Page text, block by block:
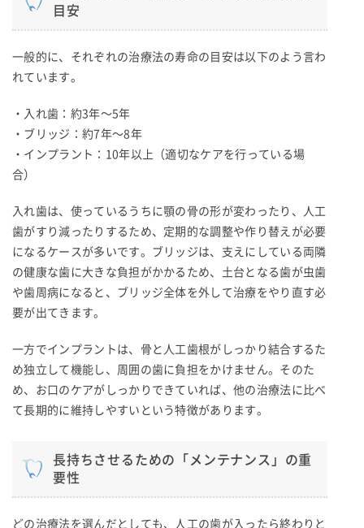
目安
一般的に、それぞれの治療法の寿命の目安は以下のよう言わ
れています。
・入れ歯：約3年〜5年
・ブリッジ：約7年〜8年
・インプラント：10年以上（適切なケアを行っている場
合）
入れ歯は、使っているうちに顎の骨の形が変わったり、人工
歯がすり減ったりするため、定期的な調整や作り替えが必要
になるケースが多いです。ブリッジは、支えにしている両隣
の健康な歯に大きな負担がかかるため、土台となる歯が虫歯
や歯周病になると、ブリッジ全体を外して治療をやり直す必
要が出てきます。
一方でインプラントは、骨と人工歯根がしっかり結合するた
め独立して機能し、周囲の歯に負担をかけません。そのた
め、お口のケアがしっかりできていれば、他の治療法に比べ
て長期的に維持しやすいという特徴があります。
長持ちさせるための「メンテナンス」の重
要性
どの治療法を選んだとしても、人工の歯が入ったら終わりと